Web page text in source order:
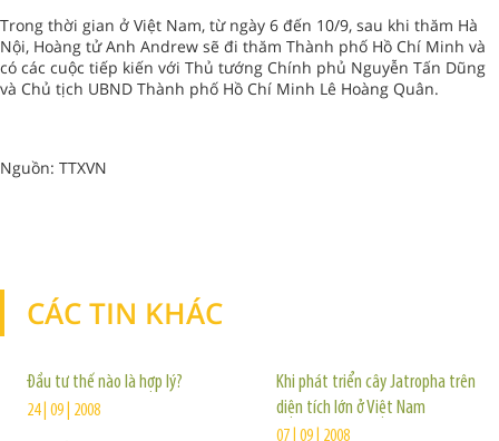
Trong thời gian ở Việt Nam, từ ngày 6 đến 10/9, sau khi thăm Hà
Nội, Hoàng tử Anh Andrew sẽ đi thăm Thành phố Hồ Chí Minh và
có các cuộc tiếp kiến với Thủ tướng Chính phủ Nguyễn Tấn Dũng
và Chủ tịch UBND Thành phố Hồ Chí Minh Lê Hoàng Quân.
Nguồn: TTXVN
CÁC TIN KHÁC
Đầu tư thế nào là hợp lý?
24 | 09 | 2008
Khi phát triển cây Jatropha trên
diện tích lớn ở Việt Nam
07 | 09 | 2008